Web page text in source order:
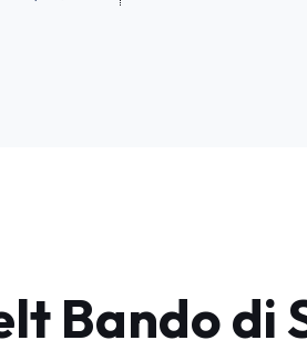
Bando di